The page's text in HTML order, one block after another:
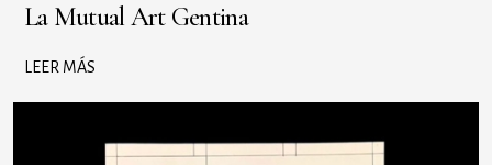
La Mutual Art Gentina
LEER MÁS